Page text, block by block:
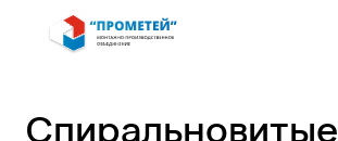
Спиральновитые